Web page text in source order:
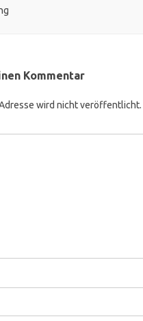
Kommentar
wird nicht veröffentlicht.